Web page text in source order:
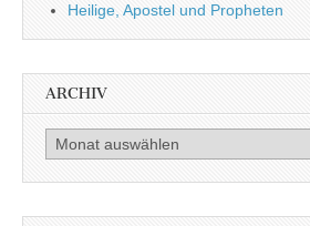
Heilige, Apostel und Propheten
ARCHIV
Archiv